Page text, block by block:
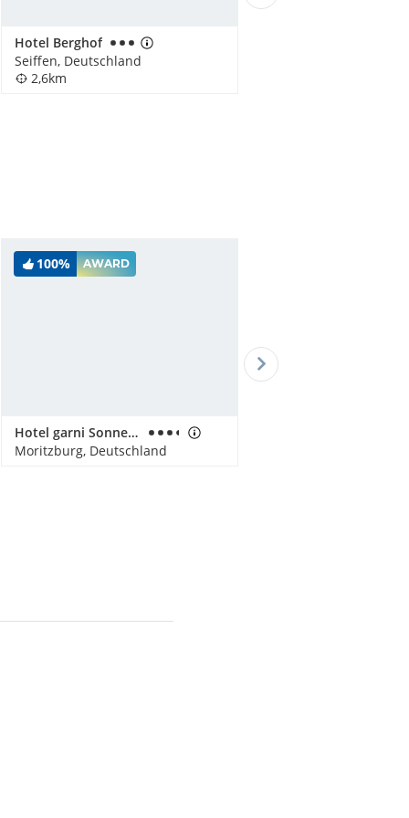
Hotel Berghof
Seiffen, Deutschland
2,6km
100% AWARD
Hotel garni Sonnenhof
Moritzburg, Deutschland